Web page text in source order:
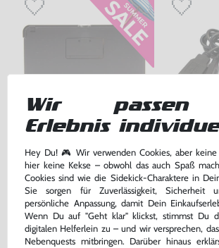
Station / Ladestation / Charging
gebraucht
-60% bisher 8,99 €
jetzt nur3,60 €
Warenkorb
gebraucht
-70%
jetzt nur
Wir passen
Erlebnis
Hey Du! 🎮 Wir verwenden Cookies, aber keine
hier keine Kekse – obwohl das auch Spaß
Cookies sind wie die Sidekick-Charaktere in
Sie sorgen für Zuverlässigkeit, Sicherheit
persönliche Anpassung, damit Dein
Wenn Du auf "Geht klar" klickst, stimmst Du
digitalen Helferlein zu – und wir versprechen,
Nebenquests mitbringen. Darüber hinaus